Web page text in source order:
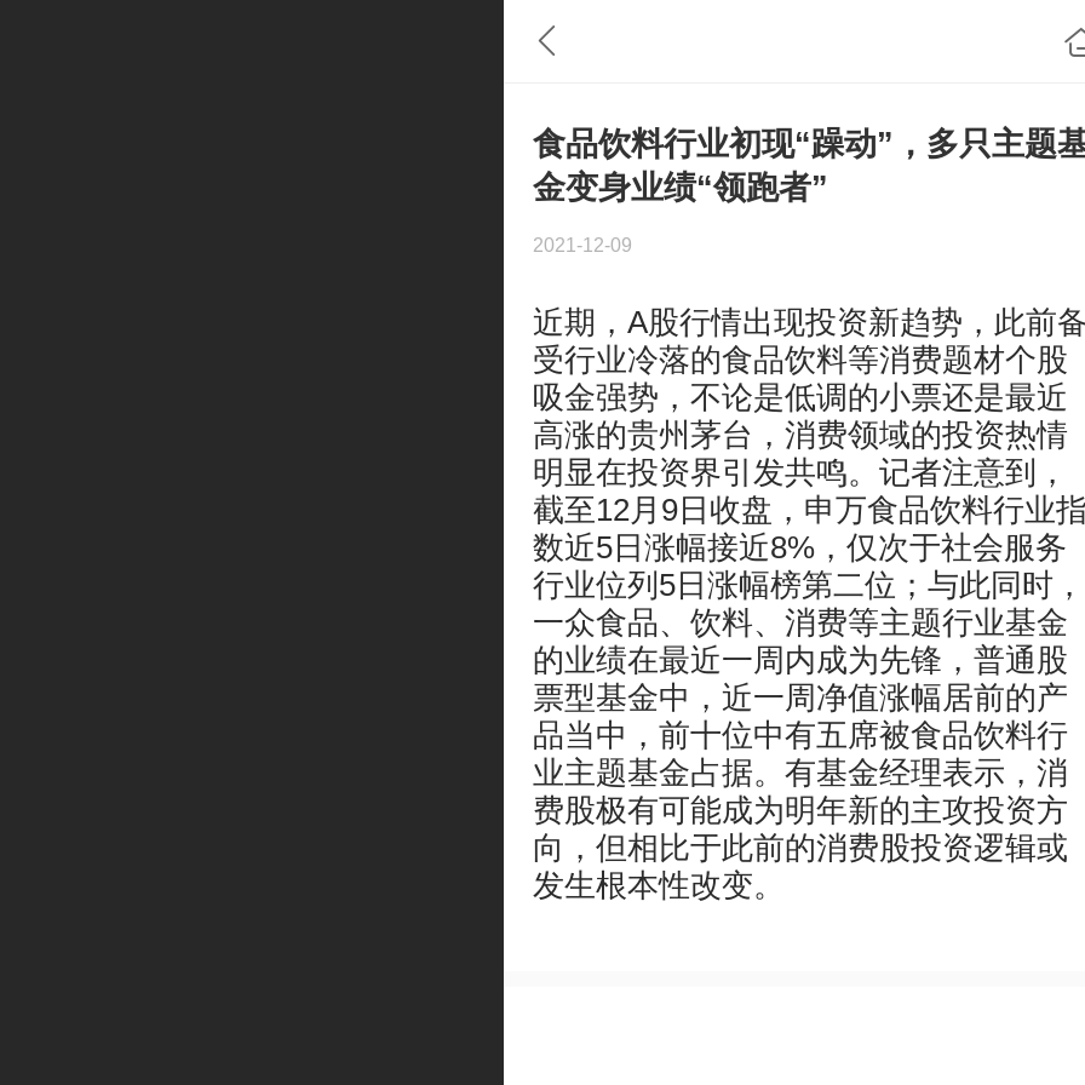
食品饮料行业初现“躁动”，多只主题
金变身业绩“领跑者”
2021-12-09
近期，A股行情出现投资新趋势，此前
受行业冷落的食品饮料等消费题材个股
吸金强势，不论是低调的小票还是最近
高涨的贵州茅台，消费领域的投资热情
明显在投资界引发共鸣。记者注意到，
截至12月9日收盘，申万食品饮料行业指
数近5日涨幅接近8%，仅次于社会服务
行业位列5日涨幅榜第二位；与此同时，
一众食品、饮料、消费等主题行业基金
的业绩在最近一周内成为先锋，普通股
票型基金中，近一周净值涨幅居前的产
品当中，前十位中有五席被食品饮料行
业主题基金占据。有基金经理表示，消
费股极有可能成为明年新的主攻投资方
向，但相比于此前的消费股投资逻辑或
发生根本性改变。